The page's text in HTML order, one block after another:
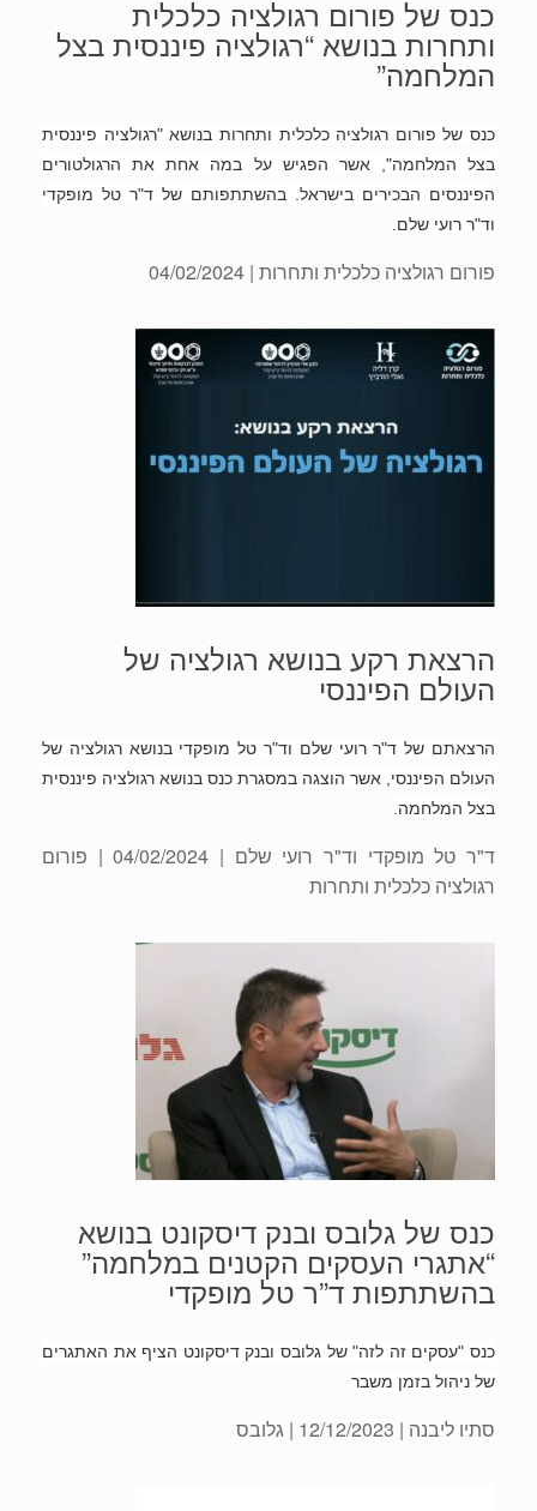
כנס של פורום רגולציה כלכלית
ותחרות בנושא “רגולציה פיננסית בצל
המלחמה”
כנס של פורום רגולציה כלכלית ותחרות בנושא "רגולציה פיננסית
בצל המלחמה", אשר הפגיש על במה אחת את הרגולטורים
הפיננסים הבכירים בישראל. בהשתתפותם של ד"ר טל מופקדי
וד"ר רועי שלם.
פורום רגולציה כלכלית ותחרות | 04/02/2024
הרצאת רקע בנושא רגולציה של
העולם הפיננסי
הרצאתם של ד"ר רועי שלם וד"ר טל מופקדי בנושא רגולציה של
העולם הפיננסי, אשר הוצגה במסגרת כנס בנושא רגולציה פיננסית
בצל המלחמה.
ד"ר טל מופקדי וד"ר רועי שלם
| 04/02/2024 | פורום
רגולציה כלכלית ותחרות
כנס של גלובס ובנק דיסקונט בנושא
“אתגרי העסקים הקטנים במלחמה”
בהשתתפות ד”ר טל מופקדי
כנס "עסקים זה לזה" של גלובס ובנק דיסקונט הציף את האתגרים
של ניהול בזמן משבר
סתיו ליבנה | 12/12/2023 | גלובס